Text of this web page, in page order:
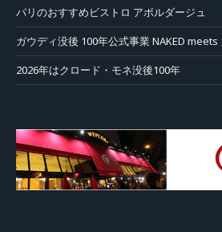
パリのおすすめビストロ アボルダージュ
ガウディ没後 100年公式事業 NAKED meets
2026年はクロード・モネ没後100年